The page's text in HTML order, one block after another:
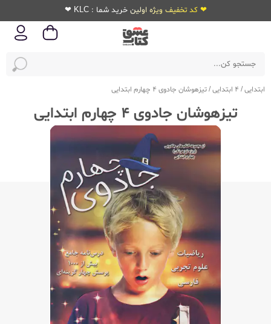
❤ کد تخفیف ویژه اولین خرید شما : KLC ❤
ابتدایی/ 4 ابتدایی /تیزهوشان جادوی 4 چهارم ابتدایی
تیزهوشان جادوی 4 چهارم ابتدایی